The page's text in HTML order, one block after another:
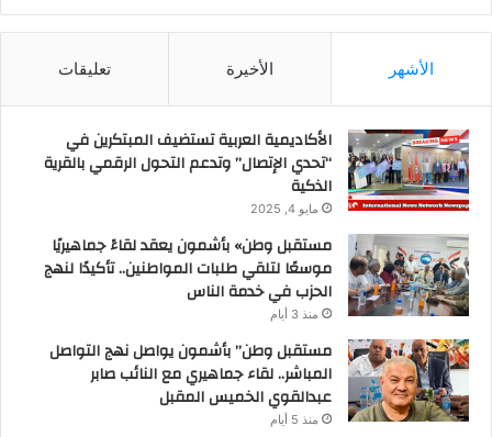
الأشهر الأخيرة تعليقات
الأكاديمية العربية تستضيف المبتكرين في
“تحدي الإتصال” وتدعم التحول الرقمي بالقرية
الذكية
مايو 4, 2025
مستقبل وطن» بأشمون يعقد لقاءً جماهيريًا
موسعًا لتلقي طلبات المواطنين.. تأكيدًا لنهج
الحزب في خدمة الناس
منذ 3 أيام
مستقبل وطن” بأشمون يواصل نهج التواصل
المباشر.. لقاء جماهيري مع النائب صابر
عبدالقوي الخميس المقبل
منذ 5 أيام